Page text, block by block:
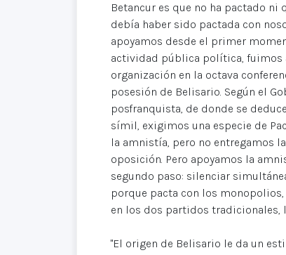
Betancur es que no ha pactado
debía haber sido pactada con
apoyamos desde el primer
actividad pública política, fuimos
organización en la octava
posesión de Belisario. Según el
posfranquista, de donde se
símil, exigimos una especie de
la amnistía, pero no entregamos
oposición. Pero apoyamos la
segundo paso: silenciar
porque pacta con los
en los dos partidos tradicionales,
"El origen de Belisario le da un